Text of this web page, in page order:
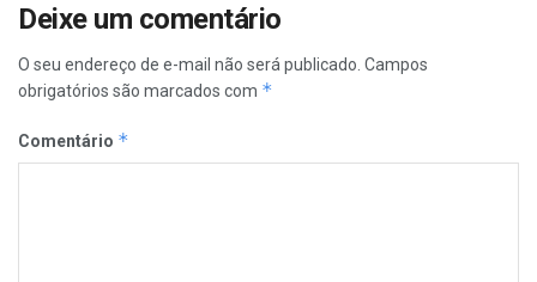
Deixe um comentário
O seu endereço de e-mail não será publicado. Campos
obrigatórios são marcados com *
Comentário *